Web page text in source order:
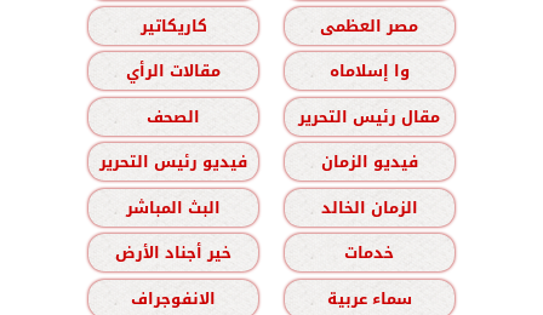
مصر العظمى
كاريكاتير
وا إسلاماه
مقالات الرأي
مقال رئيس التحرير
الصحف
فيديو الزمان
فيديو رئيس التحرير
الزمان الخالد
البث المباشر
خدمات
خير أجناد الأرض
سماء عربية
الانفوجراف